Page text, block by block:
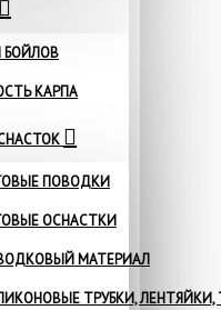
БОЙЛОВ
КАРПА
ПОВОДКИ
ОСНАСТКИ
МАТЕРИАЛ
ТРУБКИ,